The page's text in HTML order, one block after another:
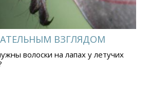
ВЗГЛЯДОМ
волоски на лапах у летучих